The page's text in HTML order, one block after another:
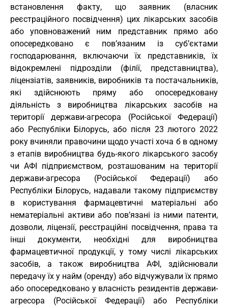
встановлення факту, що заявник (власник
реєстраційного посвідчення) цих лікарських засобів
або уповноважений ним представник прямо або
опосередковано є пов’язаним із суб’єктами
господарювання, включаючи їх представників, їх
відокремлені підрозділи (філії, представництва),
ліцензіатів, заявників, виробників та постачальників,
які здійснюють пряму або опосередковану
діяльність з виробництва лікарських засобів на
території держави-агресора (Російської Федерації)
або Республіки Білорусь, або після 23 лютого 2022
року вчиняли правочини щодо участі хоча б в одному
з етапів виробництва будь-якого лікарського засобу
чи АФІ підприємством, розташованим на території
держави-агресора (Російської Федерації) або
Республіки Білорусь, надавали такому підприємству
в користування фармацевтичні матеріальні або
нематеріальні активи або пов’язані із ними патенти,
дозволи, ліцензії, реєстраційні посвідчення, права та
інші документи, необхідні для виробництва
фармацевтичної продукції, у тому числі лікарських
засобів, а також виробництва АФІ, здійснювали
передачу їх у найм (оренду) або відчужували їх прямо
або опосередковано у власність резидентів держави-
агресора (Російської Федерації) або Республіки